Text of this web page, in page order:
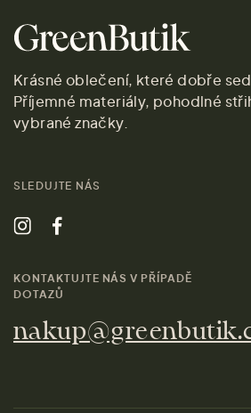
Krásné oblečení, které dobře
Příjemné materiály, pohodlné
vybrané značky.
SLEDUJTE NÁS
KONTAKTUJTE NÁS V PŘÍPADĚ
DOTAZŮ